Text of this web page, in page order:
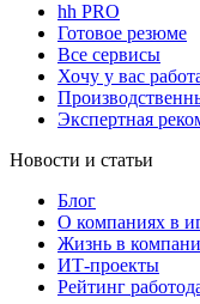
hh PRO
Готовое резюме
Все сервисы
Хочу у вас
Экспертная
Новости и статьи
Блог
О компаниях в
Жизнь в
ИТ-проекты
Рейтинг